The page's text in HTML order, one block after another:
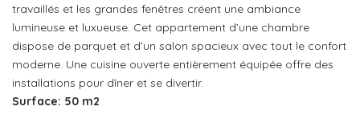
travaillés et les grandes fenêtres créent une ambiance
lumineuse et luxueuse. Cet appartement d’une chambre
dispose de parquet et d’un salon spacieux avec tout le confort
moderne. Une cuisine ouverte entièrement équipée offre des
installations pour dîner et se divertir.
Surface: 50 m2